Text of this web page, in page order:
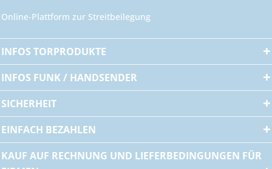
Online-Plattform zur Streitbeilegung
INFOS TORPRODUKTE
INFOS FUNK / HANDSENDER
SICHERHEIT
EINFACH BEZAHLEN
KAUF AUF RECHNUNG UND LIEFERBEDINGUNGEN FÜR